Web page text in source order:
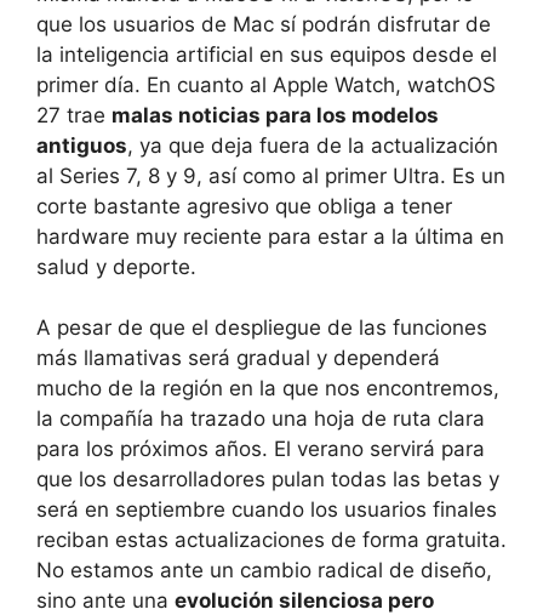
que los usuarios de Mac sí podrán disfrutar de
la inteligencia artificial en sus equipos desde el
primer día. En cuanto al Apple Watch, watchOS
27 trae malas noticias para los modelos
antiguos, ya que deja fuera de la actualización
al Series 7, 8 y 9, así como al primer Ultra. Es un
corte bastante agresivo que obliga a tener
hardware muy reciente para estar a la última en
salud y deporte.
A pesar de que el despliegue de las funciones
más llamativas será gradual y dependerá
mucho de la región en la que nos encontremos,
la compañía ha trazado una hoja de ruta clara
para los próximos años. El verano servirá para
que los desarrolladores pulan todas las betas y
será en septiembre cuando los usuarios finales
reciban estas actualizaciones de forma gratuita.
No estamos ante un cambio radical de diseño,
sino ante una evolución silenciosa pero